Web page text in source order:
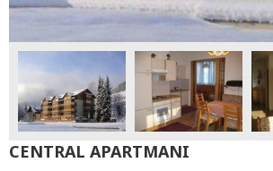
CENTRAL APARTMANI